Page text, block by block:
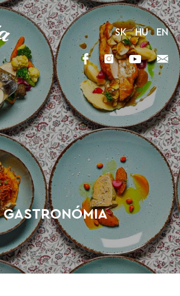
SK HU EN